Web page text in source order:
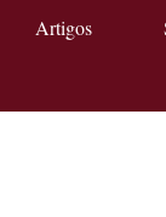
Artigos